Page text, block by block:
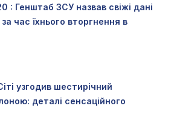
: Генштаб ЗСУ назвав свіжі дані
час їхнього вторгнення в
узгодив шестирічний
деталі сенсаційного